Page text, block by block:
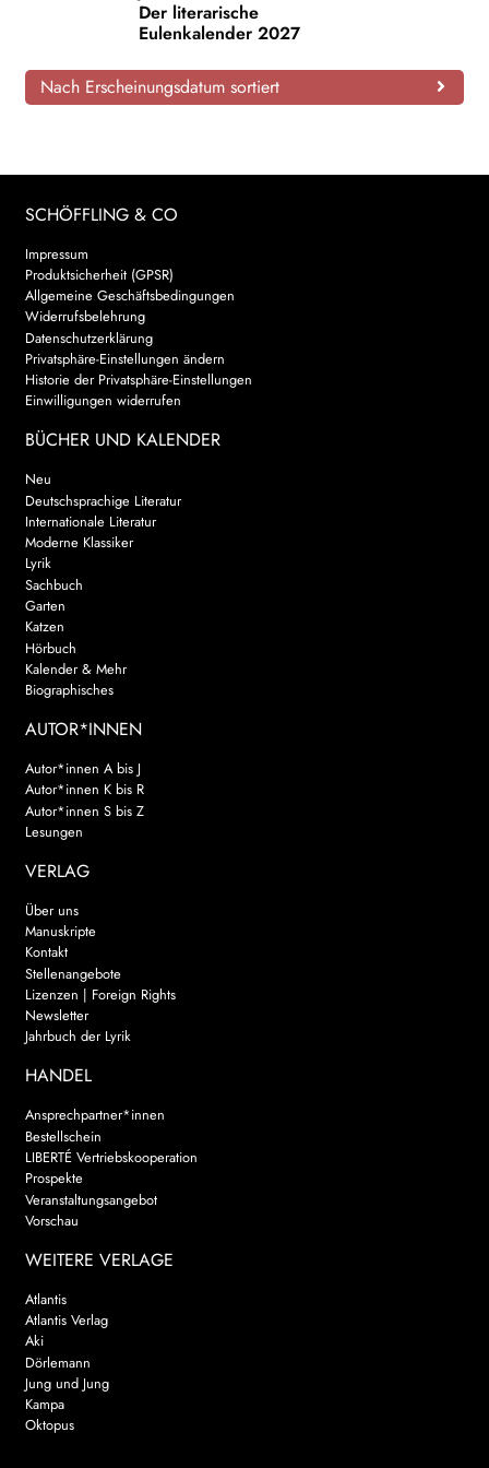
NEWSLETTER
Der literarische
Eulenkalender 2027
Nach Erscheinungsdatum sortiert
SCHÖFFLING & CO
Impressum
Produktsicherheit (GPSR)
Allgemeine Geschäftsbedingungen
Widerrufsbelehrung
Datenschutzerklärung
Privatsphäre-Einstellungen ändern
Historie der Privatsphäre-Einstellungen
Einwilligungen widerrufen
BÜCHER UND KALENDER
Neu
Deutschsprachige Literatur
Internationale Literatur
Moderne Klassiker
Lyrik
Sachbuch
Garten
Katzen
Hörbuch
Kalender & Mehr
Biographisches
AUTOR*INNEN
Autor*innen A bis J
Autor*innen K bis R
Autor*innen S bis Z
Lesungen
VERLAG
Über uns
Manuskripte
Kontakt
Stellenangebote
Lizenzen | Foreign Rights
Newsletter
Jahrbuch der Lyrik
HANDEL
Ansprechpartner*innen
Bestellschein
LIBERTÉ Vertriebskooperation
Prospekte
Veranstaltungsangebot
Vorschau
WEITERE VERLAGE
Atlantis
Atlantis Verlag
Aki
Dörlemann
Jung und Jung
Kampa
Oktopus